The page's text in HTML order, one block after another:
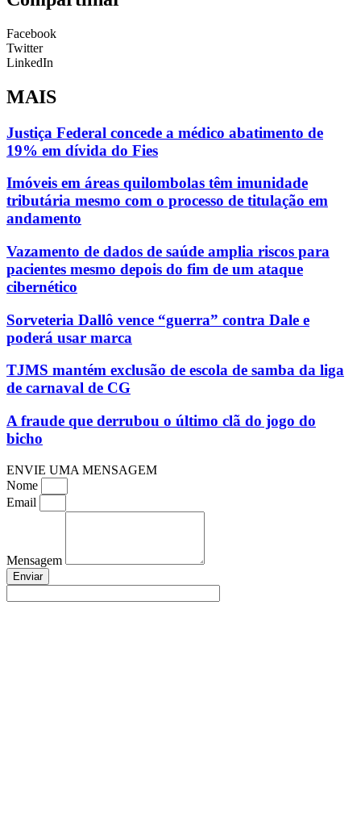
Facebook
Twitter
LinkedIn
MAIS
Justiça Federal concede a médico abatimento de
19% em dívida do Fies
Imóveis em áreas quilombolas têm imunidade
tributária mesmo com o processo de titulação em
andamento
Vazamento de dados de saúde amplia riscos para
pacientes mesmo depois do fim de um ataque
cibernético
Sorveteria Dallô vence “guerra” contra Dale e
poderá usar marca
TJMS mantém exclusão de escola de samba da liga
de carnaval de CG
A fraude que derrubou o último clã do jogo do
bicho
ENVIE UMA MENSAGEM
Nome
Email
Mensagem
Enviar